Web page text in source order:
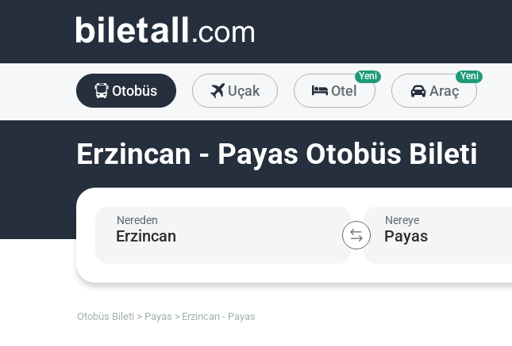
Otobüs Uçak Otel
Yeni
Araç
Yeni
Erzincan - Payas Otobüs Bileti
Nereden Nereye
Otobüs Bileti Payas Erzincan - Payas